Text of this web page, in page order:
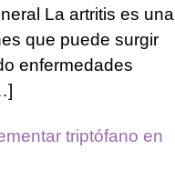
La artritis es una
que puede surgir
enfermedades
triptófano en